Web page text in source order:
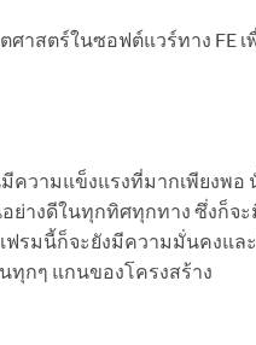
สตร์ในซอฟต์แวร์ทาง FE เ
ความแข็งแรงที่มากเพียงพอ
อย่างดีในทุกทิศทุกทาง ซึ่งก็จ
รมนี้ก็จะยังมีความมั่นคงแล
ทุกๆ แกนของโครงสร้าง